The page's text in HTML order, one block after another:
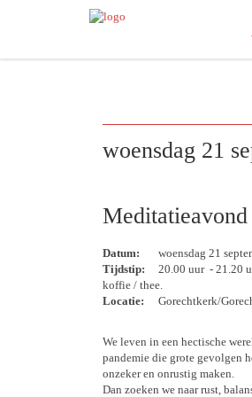
woensdag 21
Meditatieavond
Datum:
woensdag 21
Tijdstip:
20.00 uur - 21.20
koffie / thee.
Locatie:
Gorechtkerk/
We leven in een hectische
pandemie die grote gevolgen
onzeker en onrustig maken.
Dan zoeken we naar rust,